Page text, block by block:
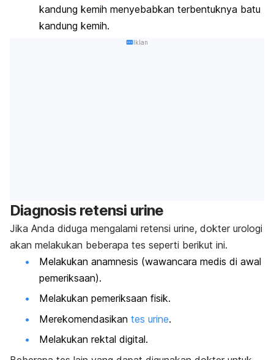
kandung kemih menyebabkan terbentuknya batu
kandung kemih.
Iklan
Diagnosis retensi urine
Jika Anda diduga mengalami retensi urine, dokter urologi
akan melakukan beberapa tes seperti berikut ini.
Melakukan anamnesis (wawancara medis di awal
pemeriksaan).
Melakukan pemeriksaan fisik.
Merekomendasikan tes urine.
Melakukan rektal digital.